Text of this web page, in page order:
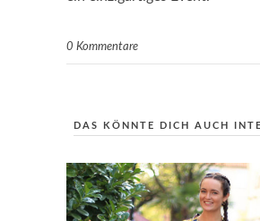
0 Kommentare
DAS KÖNNTE DICH AUCH